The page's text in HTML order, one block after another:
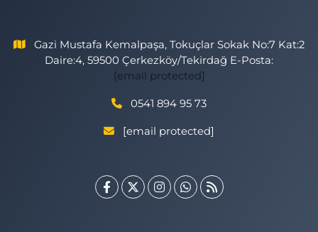
Gazi Mustafa Kemalpaşa, Tokuçlar Sokak No:7 Kat:2
Daire:4, 59500 Çerkezköy/Tekirdağ E-Posta:
[email protected]
0541 894 95 73
[email protected]